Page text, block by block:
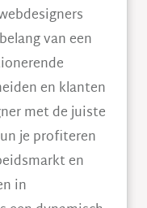
van een
en klanten
met de juiste
je profiteren
en
in